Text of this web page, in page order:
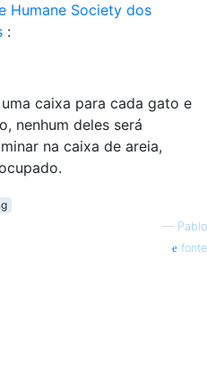
Humane Society dos
:
caixa para cada gato e
nenhum deles será
na caixa de areia,
— Pablo
fonte